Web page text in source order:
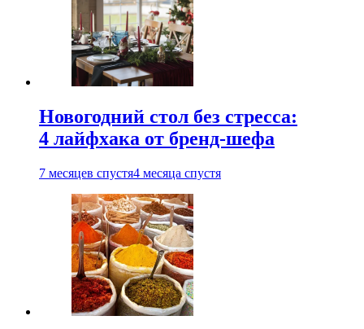
Новогодний стол без стресса:
4 лайфхака от бренд-шефа
7 месяцев спустя4 месяца спустя